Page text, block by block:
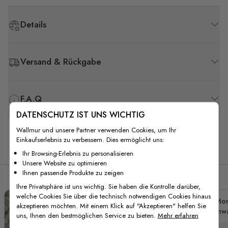
Details
Versand & Rückgabe
F.A.Q
Verwandte Produkte
DATENSCHUTZ IST UNS WICHTIG
Wallmur und unsere Partner verwenden Cookies, um Ihr
Einkaufserlebnis zu verbessern. Dies ermöglicht uns:
Ihr Browsing-Erlebnis zu personalisieren
Unsere Website zu optimieren
Ihnen passende Produkte zu zeigen
Ihre Privatsphäre ist uns wichtig. Sie haben die Kontrolle darüber,
welche Cookies Sie über die technisch notwendigen Cookies hinaus
akzeptieren möchten. Mit einem Klick auf "Akzeptieren" helfen Sie
uns, Ihnen den bestmöglichen Service zu bieten. Mehr erfahren